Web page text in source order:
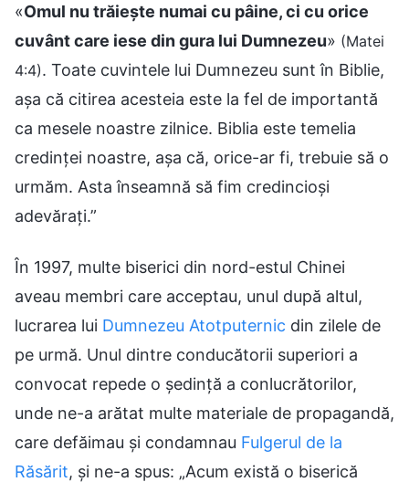
«Omul nu trăiește numai cu pâine, ci cu orice
cuvânt care iese din gura lui Dumnezeu» (Matei
4:4). Toate cuvintele lui Dumnezeu sunt în Biblie,
așa că citirea acesteia este la fel de importantă
ca mesele noastre zilnice. Biblia este temelia
credinței noastre, așa că, orice-ar fi, trebuie să o
urmăm. Asta înseamnă să fim credincioși
adevărați.”
În 1997, multe biserici din nord-estul Chinei
aveau membri care acceptau, unul după altul,
lucrarea lui Dumnezeu Atotputernic din zilele de
pe urmă. Unul dintre conducătorii superiori a
convocat repede o ședință a conlucrătorilor,
unde ne-a arătat multe materiale de propagandă,
care defăimau și condamnau Fulgerul de la
Răsărit, și ne-a spus: „Acum există o biserică